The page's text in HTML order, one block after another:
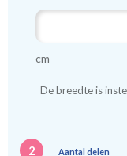
cm
De breedte is
2 Aantal delen